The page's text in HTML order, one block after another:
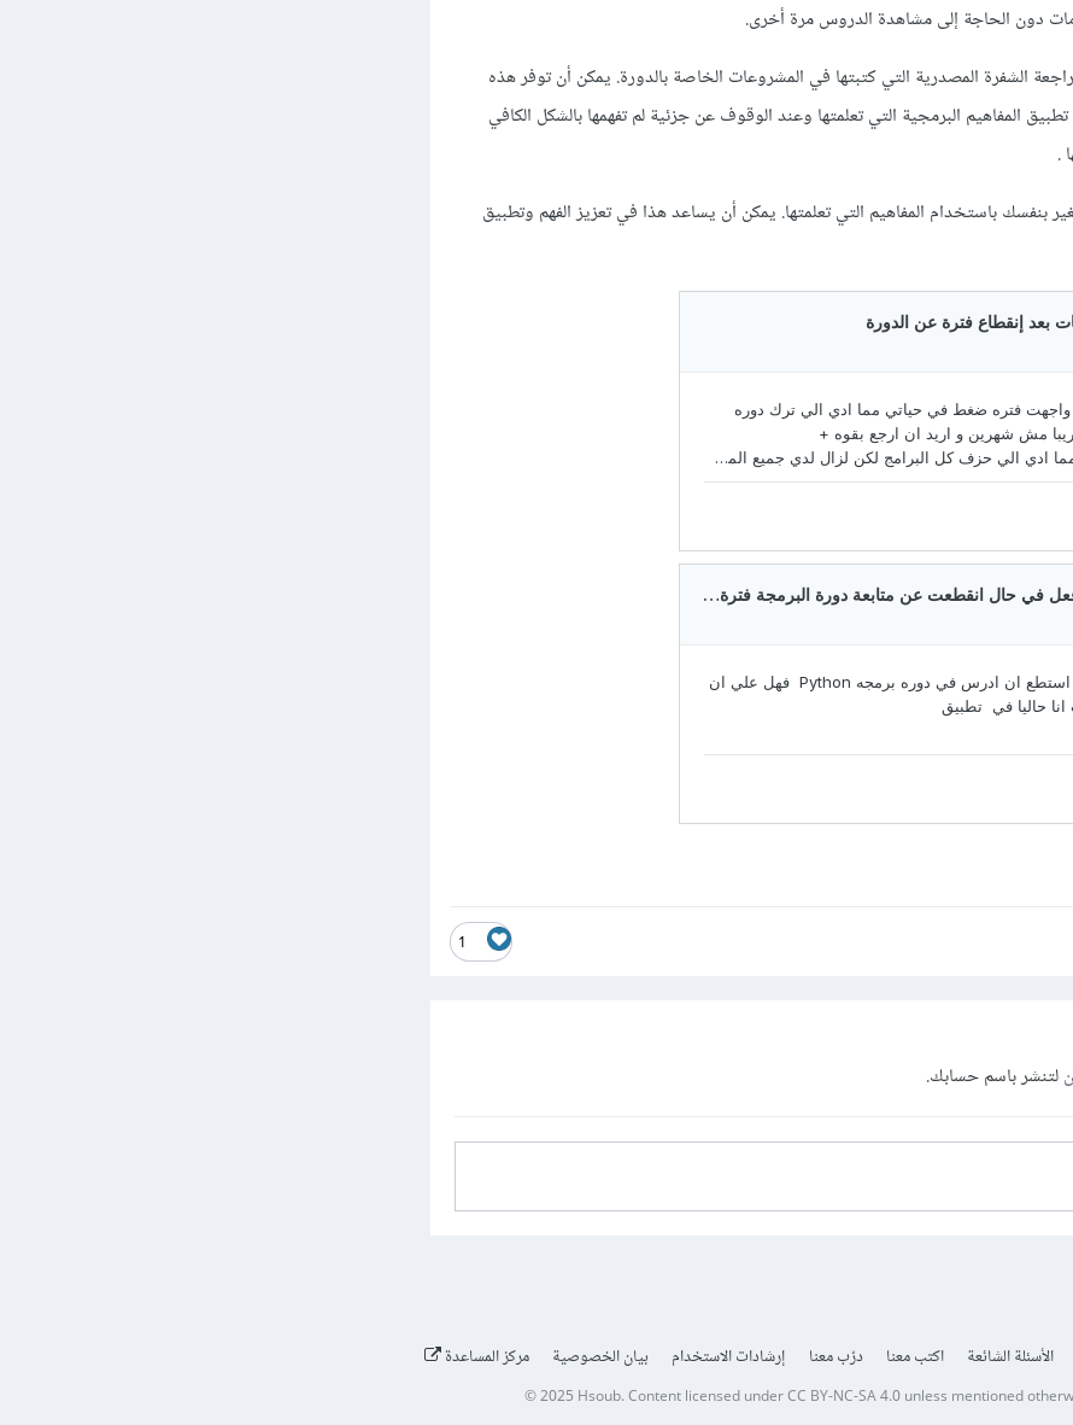
دون الحاجة إلى مشاهدة الدروس مرة أخرى.
الشفرة المصدرية التي كتبتها في المشروعات الخاصة بالدورة. يمكن أن توفر هذه
المفاهيم البرمجية التي تعلمتها وعند الوقوف عن جزئية لم تفهمها بالشكل الكافي
.
باستخدام المفاهيم التي تعلمتها. يمكن أن يساعد هذا في تعزيز الفهم وتطبيق
1
لتنشر باسم حسابك.
الأسئلة الشائعة اكتب معنا درّب معنا إرشادات الاستخدام بيان الخصوصية مركز المساعدة
© 2025 Hsoub.Content licensed underCC BY-NC-SA 4.0unless mentioned